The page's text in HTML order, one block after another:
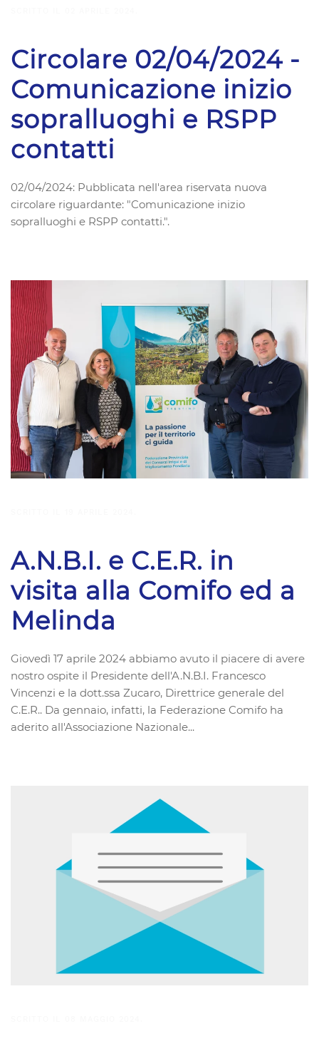
Circolare 02/04/2024 -
Comunicazione inizio
sopralluoghi e RSPP
contatti
02/04/2024: Pubblicata nell'area riservata nuova
circolare riguardante: "Comunicazione inizio
sopralluoghi e RSPP contatti.".
A.N.B.I. e C.E.R. in
visita alla Comifo ed a
Melinda
Giovedì 17 aprile 2024 abbiamo avuto il piacere di avere
nostro ospite il Presidente dell'A.N.B.I. Francesco
Vincenzi e la dott.ssa Zucaro, Direttrice generale del
C.E.R.. Da gennaio, infatti, la Federazione Comifo ha
aderito all'Associazione Nazionale...